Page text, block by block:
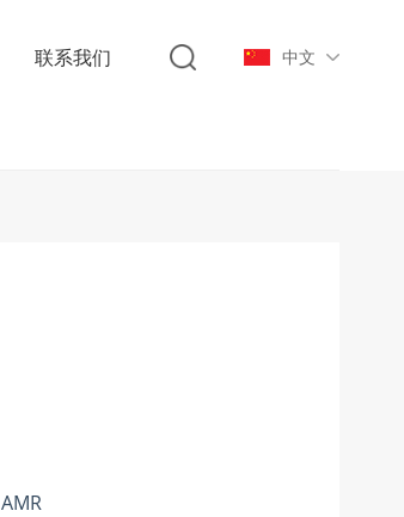
联系我们 中文
AMR